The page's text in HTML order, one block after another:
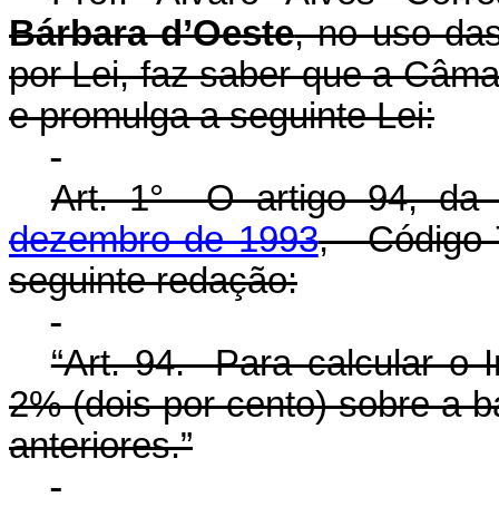
Bárbara d’Oeste, no uso
por Lei, faz saber que a
e promulga a seguinte Lei:
Art. 1° O artigo 94, da
dezembro de 1993, - Código
seguinte redação:
“Art. 94. Para calcular o
2% (dois por cento) sobre a
anteriores.”